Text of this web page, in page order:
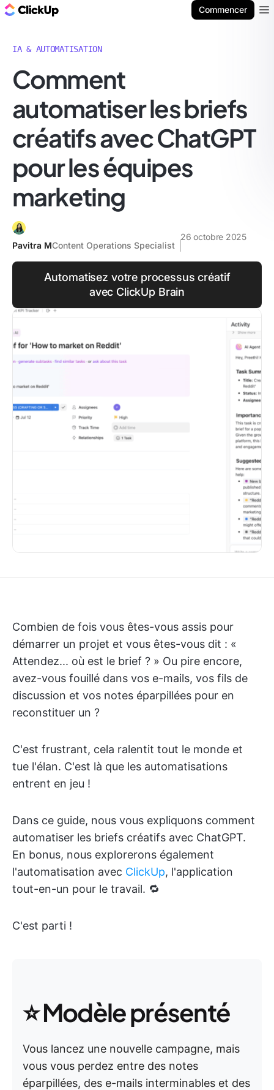
Commencer
IA & AUTOMATISATION
Comment
automatiser les briefs
créatifs avec ChatGPT
pour les équipes
marketing
Pavitra MContent Operations Specialist
26 octobre 2025
Automatisez votre processus créatif
avec ClickUp Brain
Combien de fois vous êtes-vous assis pour
démarrer un projet et vous êtes-vous dit : «
Attendez... où est le brief ? » Ou pire encore,
avez-vous fouillé dans vos e-mails, vos fils de
discussion et vos notes éparpillées pour en
reconstituer un ?
C'est frustrant, cela ralentit tout le monde et
tue l'élan. C'est là que les automatisations
entrent en jeu !
Dans ce guide, nous vous expliquons comment
automatiser les briefs créatifs avec ChatGPT.
En bonus, nous explorerons également
l'automatisation avec ClickUp, l'application
tout-en-un pour le travail. 🔁
C'est parti !
⭐ Modèle présenté
Vous lancez une nouvelle campagne, mais
vous vous perdez entre des notes
éparpillées, des e-mails interminables et des